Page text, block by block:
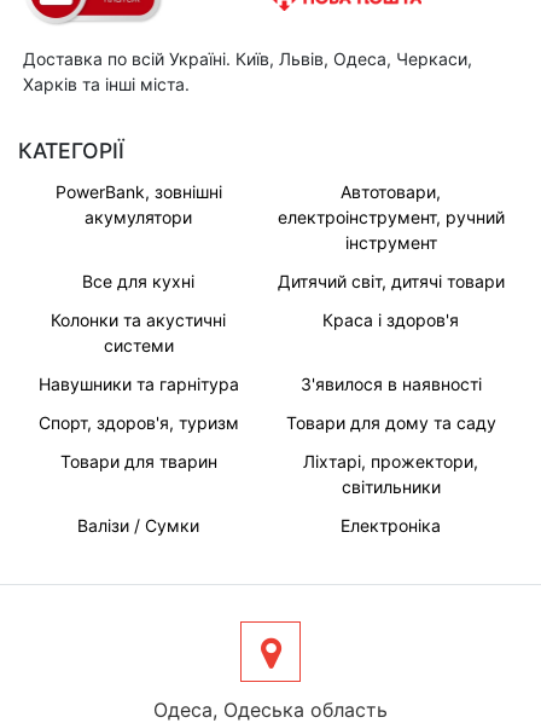
Доставка по всій Україні. Київ, Львів, Одеса, Черкаси,
Харків та інші міста.
КАТЕГОРІЇ
PowerBank, зовнішні
акумулятори
Автотовари,
електроінструмент, ручний
інструмент
Все для кухні
Дитячий світ, дитячі товари
Колонки та акустичні
системи
Краса і здоров'я
Навушники та гарнітура
З'явилося в наявності
Спорт, здоров'я, туризм
Товари для дому та саду
Товари для тварин
Ліхтарі, прожектори,
світильники
Валізи / Сумки
Електроніка
Одеса, Одеська область